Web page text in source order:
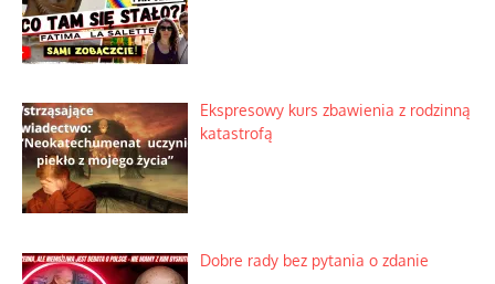
Ekspresowy kurs zbawienia z rodzinną
katastrofą
Dobre rady bez pytania o zdanie